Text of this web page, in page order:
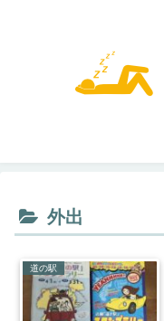
外出
道の駅